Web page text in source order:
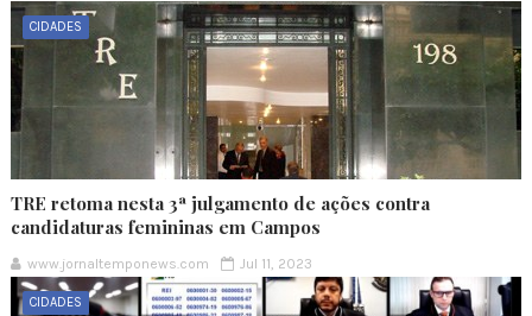
CIDADES
TRE retoma nesta 3ª julgamento de ações contra
candidaturas femininas em Campos
www.jornaltemponews.com Jul 11, 2023
CIDADES